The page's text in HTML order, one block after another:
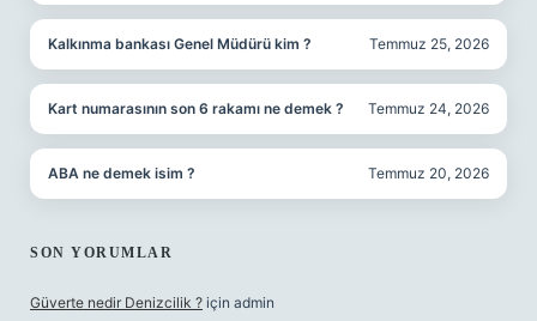
Kalkınma bankası Genel Müdürü kim ? Temmuz 25, 2026
Kart numarasının son 6 rakamı ne demek ? Temmuz 24, 2026
ABA ne demek isim ? Temmuz 20, 2026
SON YORUMLAR
Güverte nedir Denizcilik ? için admin